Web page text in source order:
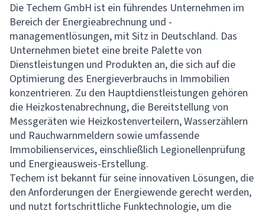
Die Techem GmbH ist ein führendes Unternehmen im
Bereich der Energieabrechnung und -
managementlösungen, mit Sitz in Deutschland. Das
Unternehmen bietet eine breite Palette von
Dienstleistungen und Produkten an, die sich auf die
Optimierung des Energieverbrauchs in Immobilien
konzentrieren. Zu den Hauptdienstleistungen gehören
die Heizkostenabrechnung, die Bereitstellung von
Messgeräten wie Heizkostenverteilern, Wasserzählern
und Rauchwarnmeldern sowie umfassende
Immobilienservices, einschließlich Legionellenprüfung
und Energieausweis-Erstellung.
Techem ist bekannt für seine innovativen Lösungen, die
den Anforderungen der Energiewende gerecht werden,
und nutzt fortschrittliche Funktechnologie, um die